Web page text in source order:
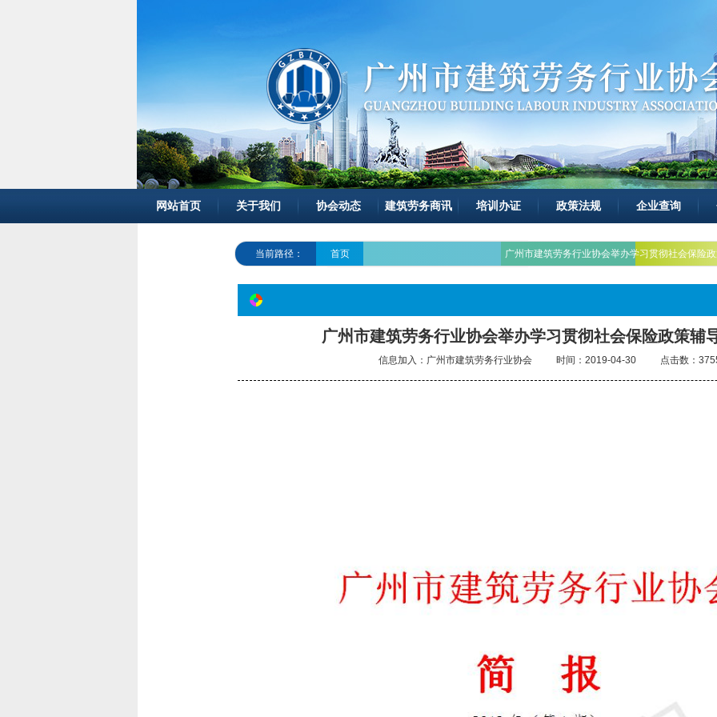
网站首页 关于我们 协会动态 建筑劳务商讯 培训办证 政策法规 企业查询
当前路径： 首页 广州市建筑劳务行业协会举办学习贯彻社会保险
广州市建筑劳务行业协会举办学习贯彻社会保险政策辅
信息加入：广州市建筑劳务行业协会 时间：2019-04-30 点击数：